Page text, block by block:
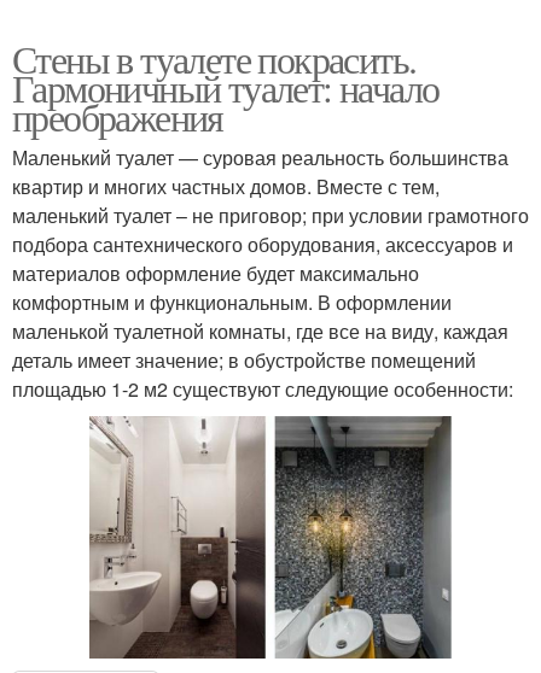
Стены в туалете покрасить.
Гармоничный туалет: начало
преображения
Маленький туалет — суровая реальность большинства
квартир и многих частных домов. Вместе с тем,
маленький туалет – не приговор; при условии грамотного
подбора сантехнического оборудования, аксессуаров и
материалов оформление будет максимально
комфортным и функциональным. В оформлении
маленькой туалетной комнаты, где все на виду, каждая
деталь имеет значение; в обустройстве помещений
площадью 1-2 м2 существуют следующие особенности: